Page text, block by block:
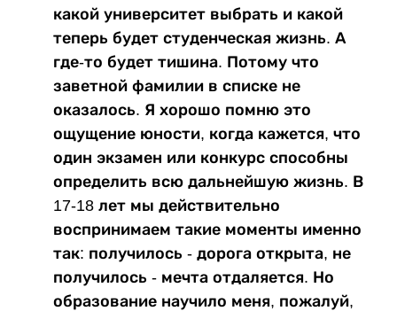
какой университет выбрать и какой
теперь будет студенческая жизнь. А
где-то будет тишина. Потому что
заветной фамилии в списке не
оказалось. Я хорошо помню это
ощущение юности, когда кажется, что
один экзамен или конкурс способны
определить всю дальнейшую жизнь. В
17-18 лет мы действительно
воспринимаем такие моменты именно
так: получилось - дорога открыта, не
получилось - мечта отдаляется. Но
образование научило меня, пожалуй,